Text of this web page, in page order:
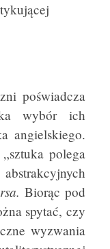
poświadcza
wybór ich
angielskiego.
polega
Biorąc pod
spytać, czy
wyzwania